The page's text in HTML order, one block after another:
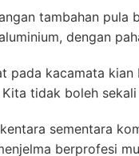
tambahan
dengan
pada kacamata
Kita tidak boleh
sementara
berprofesi